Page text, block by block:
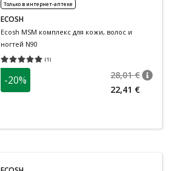
Только в интернет-аптеке
ECOSH
Ecosh MSM комплекс для кожи, волос и
ногтей N90
(1)
Средняя оценка 5.00
-20% 28,01 €
22,41 €